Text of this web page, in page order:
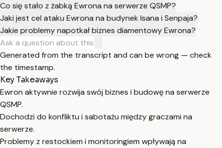
Co się stało z żabką Ewrona na serwerze QSMP?
Jaki jest cel ataku Ewrona na budynek Isana i Senpaja?
Jakie problemy napotkał biznes diamentowy Ewrona?
Generated from the transcript and can be wrong — check
the timestamp.
Key Takeaways
Ewron aktywnie rozwija swój biznes i budowę na serwerze
QSMP.
Dochodzi do konfliktu i sabotażu między graczami na
serwerze.
Problemy z restockiem i monitoringiem wpływają na